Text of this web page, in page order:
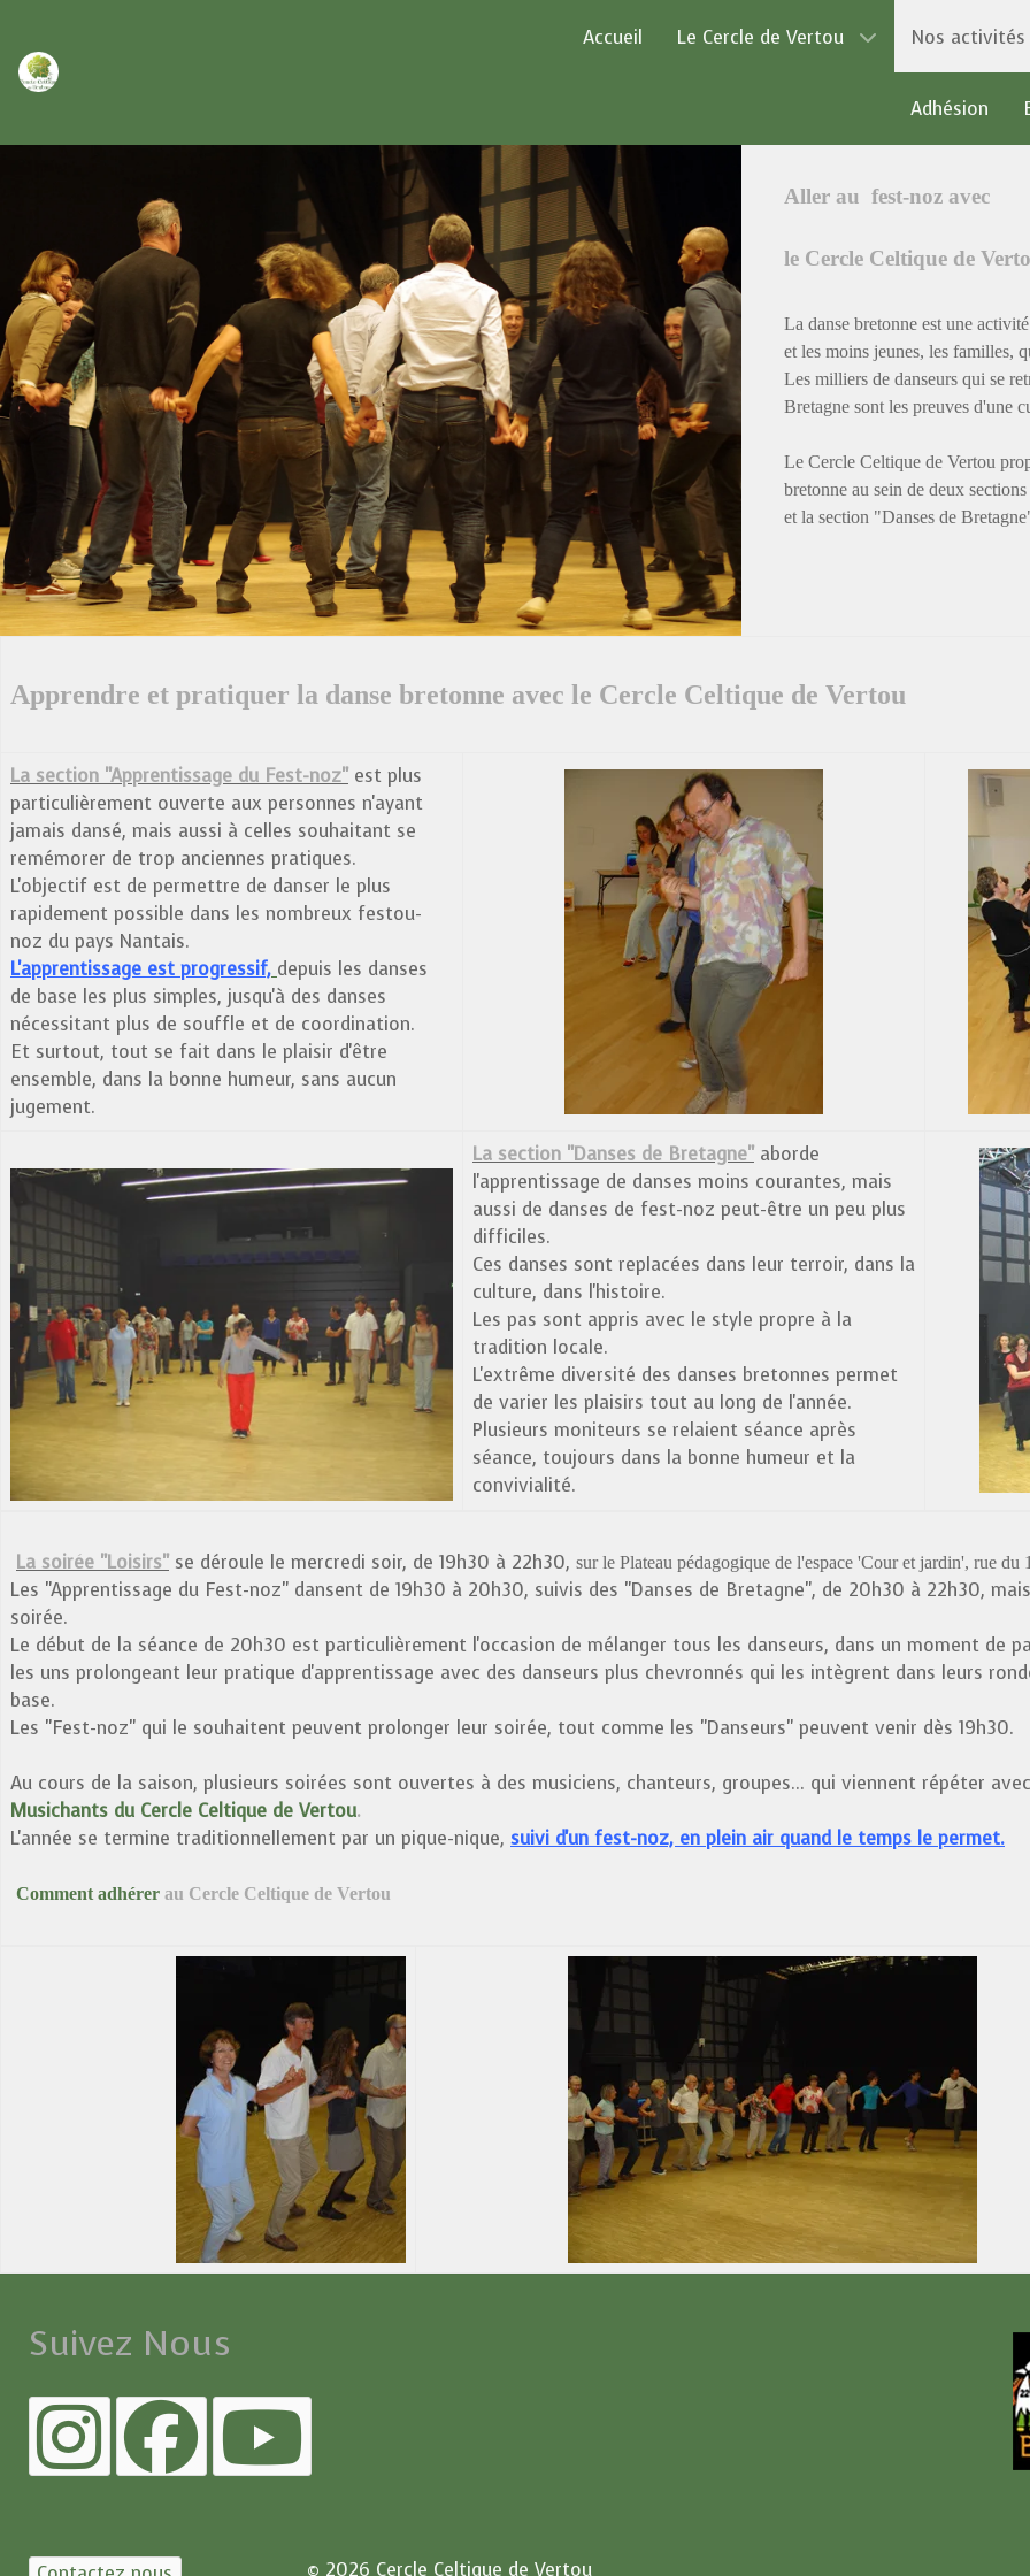
Accueil Le Cercle de Vertou Nos activités
Adhésion
Aller au fest-noz avec
le Cercle Celtique de
La danse bretonne est une
et les moins jeunes, les familles,
Les milliers de danseurs qui se
Bretagne sont les preuves d'une
Le Cercle Celtique de Vertou
bretonne au sein de deux
et la section "Danses de
Apprendre et pratiquer la danse bretonne avec le Cercle Celtique de Vertou
La section "Apprentissage du Fest-noz" est plus
particulièrement ouverte aux personnes n'ayant
jamais dansé, mais aussi à celles souhaitant se
remémorer de trop anciennes pratiques.
L'objectif est de permettre de danser le plus
rapidement possible dans les nombreux festou-
noz du pays Nantais.
L'apprentissage est progressif, depuis les danses
de base les plus simples, jusqu'à des danses
nécessitant plus de souffle et de coordination.
Et surtout, tout se fait dans le plaisir d'être
ensemble, dans la bonne humeur, sans aucun
jugement.
La section "Danses de Bretagne" aborde
l'apprentissage de danses moins courantes, mais
aussi de danses de fest-noz peut-être un peu plus
difficiles.
Ces danses sont replacées dans leur terroir, dans la
culture, dans l'histoire.
Les pas sont appris avec le style propre à la
tradition locale.
L'extrême diversité des danses bretonnes permet
de varier les plaisirs tout au long de l'année.
Plusieurs moniteurs se relaient séance après
séance, toujours dans la bonne humeur et la
convivialité.
La soirée "Loisirs" se déroule le mercredi soir, de 19h30 à 22h30, sur le Plateau pédagogique de l'espace 'Cour et jardin', rue du
Les "Apprentissage du Fest-noz" dansent de 19h30 à 20h30, suivis des "Danses de Bretagne", de 20h30 à 22h30,
soirée.
Le début de la séance de 20h30 est particulièrement l'occasion de mélanger tous les danseurs, dans un moment de
les uns prolongeant leur pratique d'apprentissage avec des danseurs plus chevronnés qui les intègrent dans leurs
base.
Les "Fest-noz" qui le souhaitent peuvent prolonger leur soirée, tout comme les "Danseurs" peuvent venir dès 19h30.
Au cours de la saison, plusieurs soirées sont ouvertes à des musiciens, chanteurs, groupes... qui viennent répéter
Musichants du Cercle Celtique de Vertou.
L'année se termine traditionnellement par un pique-nique, suivi d'un fest-noz, en plein air quand le temps le permet.
Comment adhérer au Cercle Celtique de Vertou
Suivez Nous
© 2026 Cercle Celtique de Vertou